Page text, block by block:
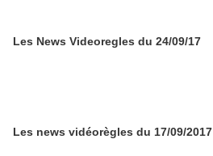
Les News Videoregles du 24/09/17
Les news vidéorègles du 17/09/2017